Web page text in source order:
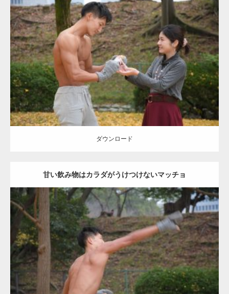
Update:2021.07.8
Category:公園のマッチョ その他 AKIHITO(細マッチョ) 上腕三頭筋
肩
ダウンロード
ダウンロード
甘い飲み物はカラダがうけつけないマッチョ
Update:2021.07.8
Category: 公園のマッチョ その他 AKIHITO(細マッチョ) 背中
ダウンロード